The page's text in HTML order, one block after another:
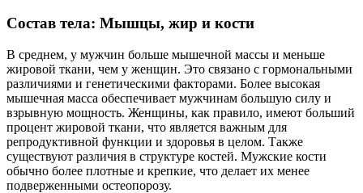
Состав тела: Мышцы, жир и кости
В среднем, у мужчин больше мышечной массы и меньше
жировой ткани, чем у женщин. Это связано с гормональными
различиями и генетическими факторами. Более высокая
мышечная масса обеспечивает мужчинам большую силу и
взрывную мощность. Женщины, как правило, имеют больший
процент жировой ткани, что является важным для
репродуктивной функции и здоровья в целом. Также
существуют различия в структуре костей. Мужские кости
обычно более плотные и крепкие, что делает их менее
подверженными остеопорозу.